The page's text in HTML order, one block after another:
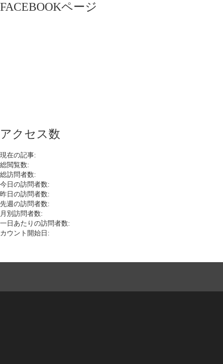
FACEBOOKページ
アクセス数
現在の記事:
総閲覧数:
総訪問者数:
今日の訪問者数:
昨日の訪問者数:
先週の訪問者数:
月別訪問者数:
一日あたりの訪問者数:
カウント開始日: